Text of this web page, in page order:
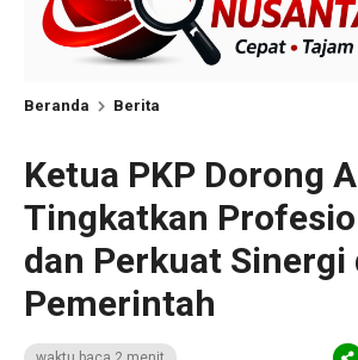
Beranda Berita
Ketua PKP Dorong
Tingkatkan
dan Perkuat Sinergi
Pemerintah